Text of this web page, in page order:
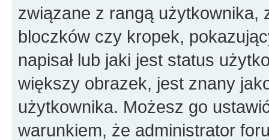
związane z rangą użytkownika,
bloczków czy kropek,
napisał lub jaki jest status
większy obrazek, jest znany
użytkownika. Możesz go
warunkiem, że administrator